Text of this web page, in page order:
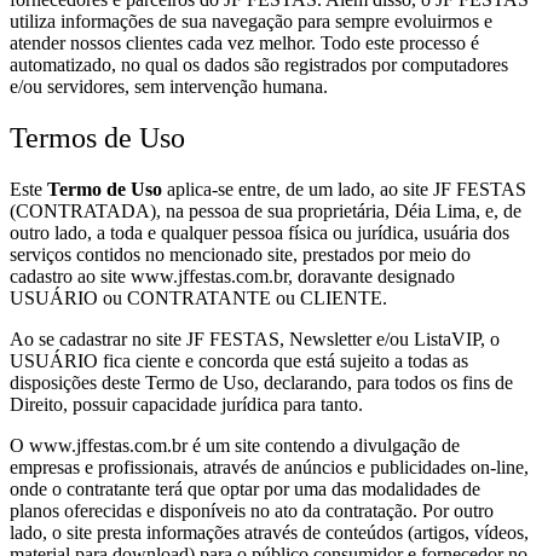
utiliza informações de sua navegação para sempre evoluirmos e
atender nossos clientes cada vez melhor. Todo este processo é
automatizado, no qual os dados são registrados por computadores
e/ou servidores, sem intervenção humana.
Termos de Uso
Este Termo de Uso aplica-se entre, de um lado, ao site JF FESTAS
(CONTRATADA), na pessoa de sua proprietária, Déia Lima, e, de
outro lado, a toda e qualquer pessoa física ou jurídica, usuária dos
serviços contidos no mencionado site, prestados por meio do
cadastro ao site www.jffestas.com.br, doravante designado
USUÁRIO ou CONTRATANTE ou CLIENTE.
Ao se cadastrar no site JF FESTAS, Newsletter e/ou ListaVIP, o
USUÁRIO fica ciente e concorda que está sujeito a todas as
disposições deste Termo de Uso, declarando, para todos os fins de
Direito, possuir capacidade jurídica para tanto.
O www.jffestas.com.br é um site contendo a divulgação de
empresas e profissionais, através de anúncios e publicidades on-line,
onde o contratante terá que optar por uma das modalidades de
planos oferecidas e disponíveis no ato da contratação. Por outro
lado, o site presta informações através de conteúdos (artigos, vídeos,